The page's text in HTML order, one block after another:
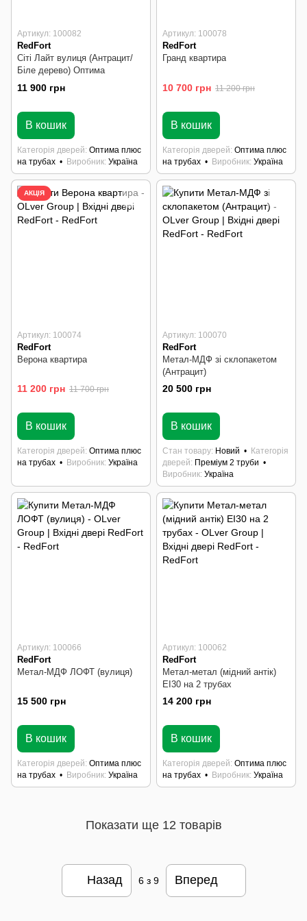
Артикул: 100082
RedFort
Сіті Лайт вулиця (Антрацит/
Біле дерево) Оптима
11 900 грн
В кошик
Категорія дверей Оптима плюс
на трубах
Виробник Україна
Артикул: 100078
RedFort
Гранд квартира
10 700 грн 11 200 грн
В кошик
Категорія дверей Оптима плюс
на трубах
Виробник Україна
АКЦІЯ
Артикул: 100074
RedFort
Верона квартира
11 200 грн 11 700 грн
В кошик
Категорія дверей Оптима плюс
на трубах
Виробник Україна
Артикул: 100070
RedFort
Метал-МДФ зі склопакетом
(Антрацит)
20 500 грн
В кошик
Стан товару Новий
Категорія
дверей Преміум 2 труби
Виробник Україна
Артикул: 100066
RedFort
Метал-МДФ ЛОФТ (вулиця)
15 500 грн
В кошик
Категорія дверей Оптима плюс
на трубах
Виробник Україна
Артикул: 100062
RedFort
Метал-метал (мідний антік)
EI30 на 2 трубах
14 200 грн
В кошик
Категорія дверей Оптима плюс
на трубах
Виробник Україна
Показати ще 12 товарів
Назад 6з 9 Вперед